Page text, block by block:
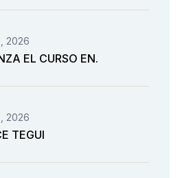
2026
EL CURSO EN.
2026
TEGUI